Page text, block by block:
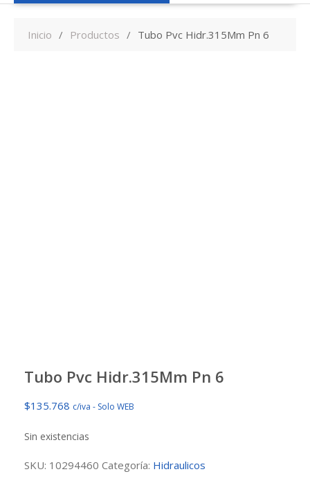
Inicio Productos Tubo Pvc Hidr.315Mm Pn 6
Tubo Pvc Hidr.315Mm Pn 6
$135.768 c/iva - Solo WEB
Sin existencias
SKU: 10294460 Categoría: Hidraulicos